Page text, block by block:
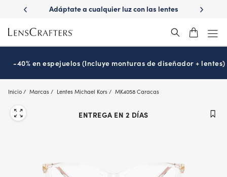
main
content
con
Adáptate a cualquier luz con las lentes
¿Es
-40% en espejuelos (Incluye monturas de diseñador + lentes)
Inicio Marcas Lentes Michael Kors MK4058 Caracas
ENTREGA EN 2 DÍAS